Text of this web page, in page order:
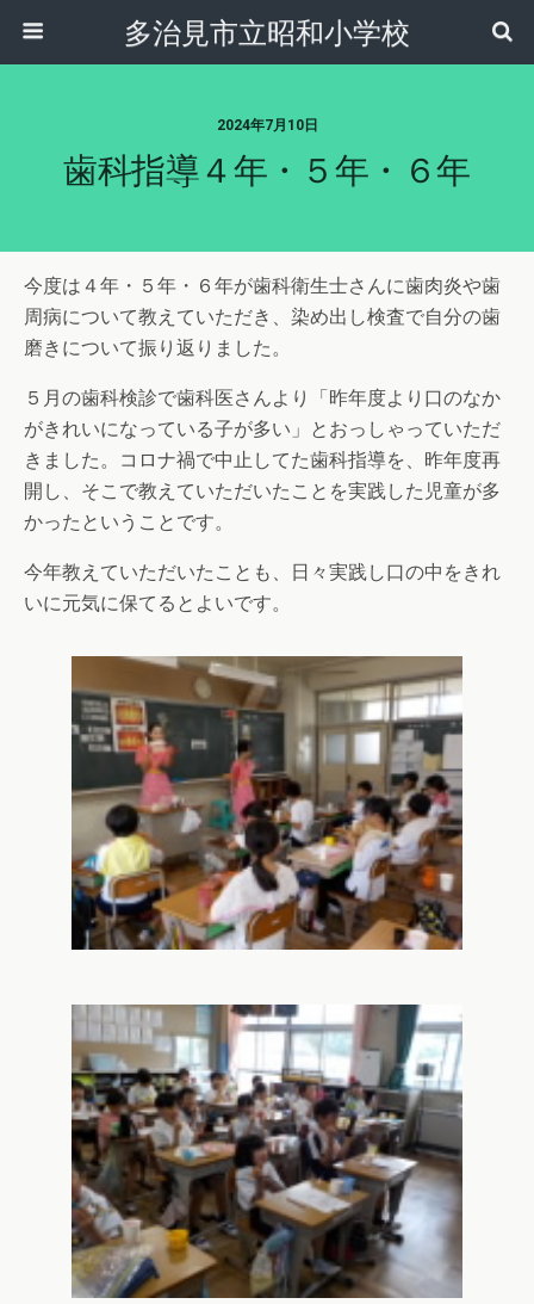
多治見市立昭和小学校
2024年7月10日
歯科指導４年・５年・６年
今度は４年・５年・６年が歯科衛生士さんに歯肉炎や歯
周病について教えていただき、染め出し検査で自分の歯
磨きについて振り返りました。
５月の歯科検診で歯科医さんより「昨年度より口のなか
がきれいになっている子が多い」とおっしゃっていただ
きました。コロナ禍で中止してた歯科指導を、昨年度再
開し、そこで教えていただいたことを実践した児童が多
かったということです。
今年教えていただいたことも、日々実践し口の中をきれ
いに元気に保てるとよいです。